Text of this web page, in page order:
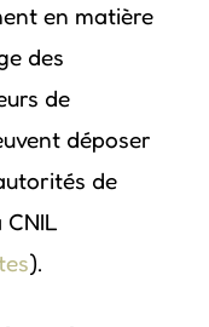
en matière
des
de
déposer
de
).